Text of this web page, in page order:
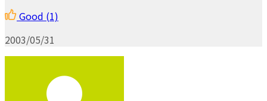
Good (1)
2003/05/31